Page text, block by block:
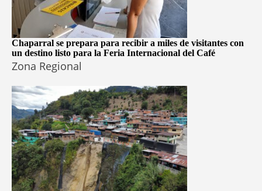
Chaparral se prepara para recibir a miles de visitantes con
un destino listo para la Feria Internacional del Café
Zona Regional